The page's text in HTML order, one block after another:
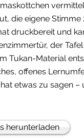
die eigene Stimme
druckbereit und
der
Tukan-Material
offenes
etwas zu sagen
herunterladen